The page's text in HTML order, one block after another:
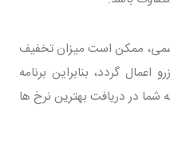
ممکن است میزان تخفیف
گردد، بنابراین برنامه
شما در دریافت بهترین نرخ ها